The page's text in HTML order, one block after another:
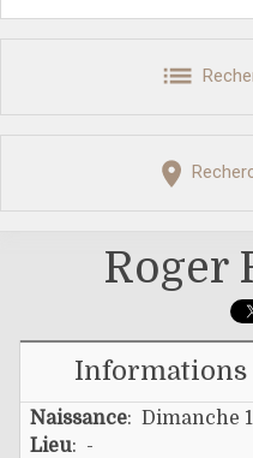
Roger
Informations
Naissance: Dimanche
Lieu: -